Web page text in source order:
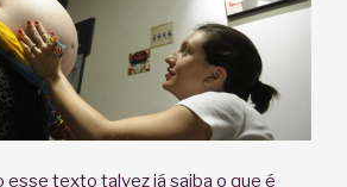
esse texto talvez já saiba o que é